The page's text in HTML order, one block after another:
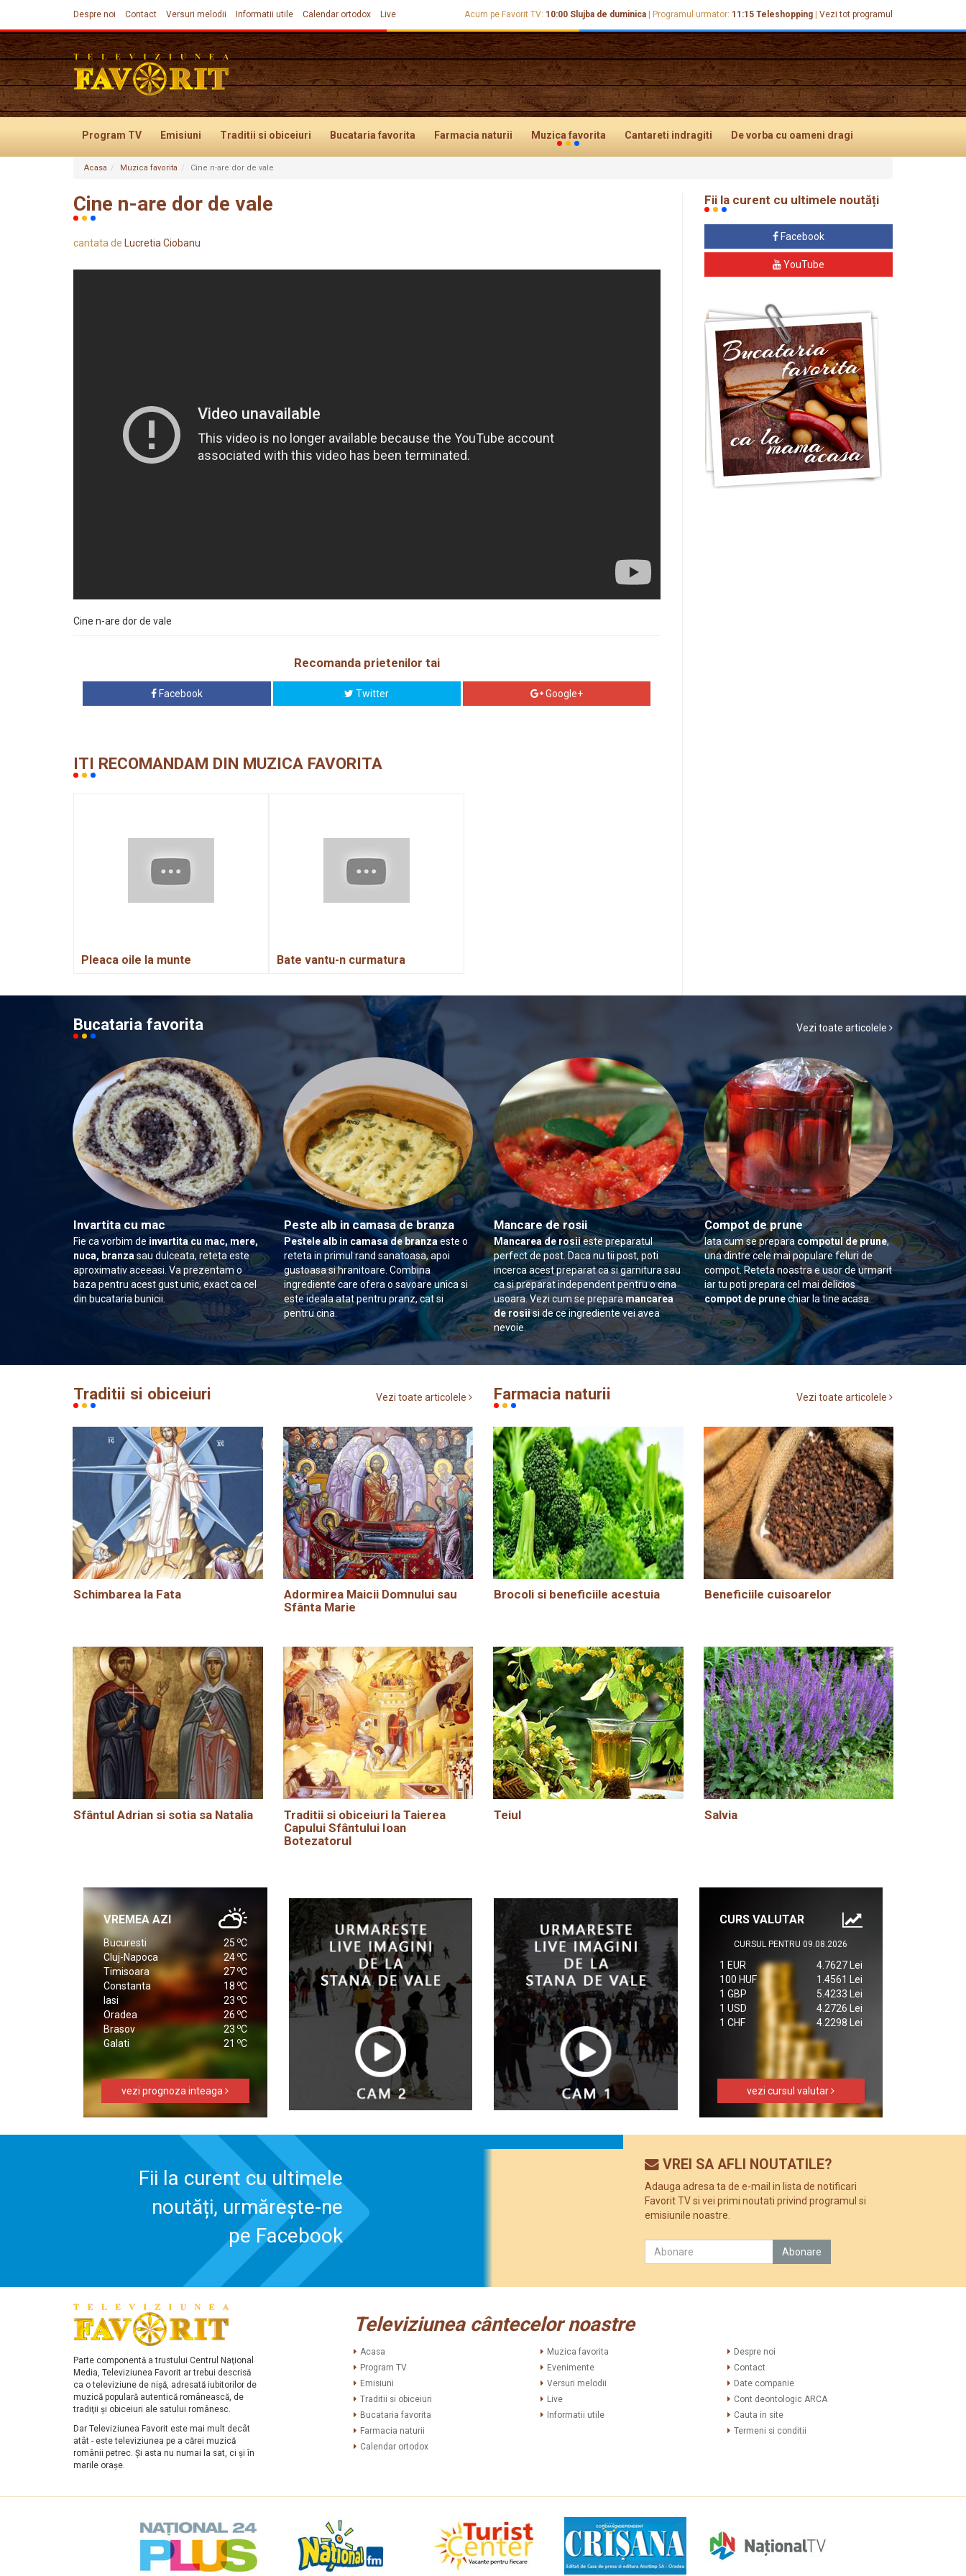
Despre noi Contact Versuri melodii Informatii utile Calendar ortodox Live Acum pe Favorit TV: 10:00 Slujba de duminica Programul urmator: 11:15 Teleshopping Vezi tot programul
Program TV Emisiuni Traditii si obiceiuri Bucataria favorita Farmacia naturii Muzica favorita Cantareti indragiti De vorba cu oameni dragi
Evenimente
Acasa Muzica favorita Cine n-are dor de vale
Cine n-are dor de vale
cantata de Lucretia Ciobanu
Cine n-are dor de vale
Recomanda prietenilor tai
Facebook Twitter Google+
ITI RECOMANDAM DIN MUZICA FAVORITA
Pleaca oile la munte Bate vantu-n curmatura
Fii la curent cu ultimele noutăți
Facebook
YouTube
Bucataria favorita Vezi toate articolele
Invartita cu mac
Fie ca vorbim de invartita cu mac, mere,
nuca, branzasau dulceata, reteta este
aproximativ aceeasi. Va prezentam o
baza pentru acest gust unic, exact ca cel
din bucataria bunicii.
Peste alb in camasa de branza
Pestele alb in camasa de branzaeste o
reteta in primul rand sanatoasa, apoi
gustoasa si hranitoare. Combina
ingrediente care ofera o savoare unica si
este ideala atat pentru pranz, cat si
pentru cina.
Mancare de rosii
Mancarea de rosiieste preparatul
perfect de post. Daca nu tii post, poti
incerca acest preparat ca si garnitura sau
ca si preparat independent pentru o cina
usoara. Vezi cum se prepara mancarea
de rosiisi de ce ingrediente vei avea
nevoie.
Compot de prune
Iata cum se preparacompotul de prune,
una dintre cele mai populare feluri de
compot. Reteta noastra e usor de urmarit
iar tu poti prepara cel mai delicios
compot de prunechiar la tine acasa.
Traditii si obiceiuri Vezi toate articolele
Schimbarea la Fata
Adormirea Maicii Domnului sau
Sfânta Marie
Sfântul Adrian si sotia sa Natalia
Traditii si obiceiuri la Taierea
Capului Sfântului Ioan
Botezatorul
Farmacia naturii Vezi toate articolele
Brocoli si beneficiile acestuia Beneficiile cuisoarelor
Teiul Salvia
VREMEA AZI
Bucuresti 25 oC
Cluj-Napoca
24 oC
Timisoara
27oC
Constanta
18 oC
Iasi
23 oC
Oradea
26 oC
Brasov
23 oC
Galati
21 oC
vezi prognoza inteaga
CURS VALUTAR
CURSUL PENTRU 09.08.2026
1 EUR
4.7627 Lei
100 HUF
1.4561 Lei
1 GBP
5.4233 Lei
1 USD
4.2726 Lei
1 CHF
4.2298 Lei
vezi cursul valutar
Fii la curent cu ultimele
noutăți, urmărește-ne
pe Facebook
VREI SA AFLI NOUTATILE?
Adauga adresa ta de e-mail in lista de notificari
Favorit TV si vei primi noutati privind programul si
emisiunile noastre.
Parte componentă a trustului Centrul Naţional
Media, Televiziunea Favorit ar trebui descrisă
ca o televiziune de nişă, adresată iubitorilor de
muzică populară autentică românească, de
tradiţii şi obiceiuri ale satului românesc.
Dar Televiziunea Favorit este mai mult decât
atât - este televiziunea pe a cărei muzică
românii petrec. Şi asta nu numai la sat, ci şi în
marile oraşe.
Televiziunea cântecelor noastre
Acasa
Program TV
Emisiuni
Traditii si obiceiuri
Bucataria favorita
Farmacia naturii
Calendar ortodox
Muzica favorita
Evenimente
Versuri melodii
Live
Informatii utile
Despre noi
Contact
Date companie
Cont deontologic ARCA
Cauta in site
Termeni si conditii